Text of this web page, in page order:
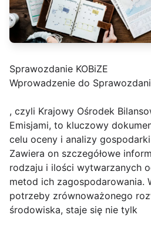
Sprawozdanie KOBiZE
Wprowadzenie do
, czyli Krajowy Ośrodek
Emisjami, to kluczowy
celu oceny i analizy
Zawiera on szczegółowe
rodzaju i ilości wytwarzanych
metod ich zagospodarowania.
potrzeby zrównoważonego
środowiska, staje się nie tylk